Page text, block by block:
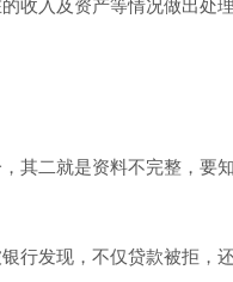
收入及资产等情况做出处
其二就是资料不完整，要
行发现，不仅贷款被拒，